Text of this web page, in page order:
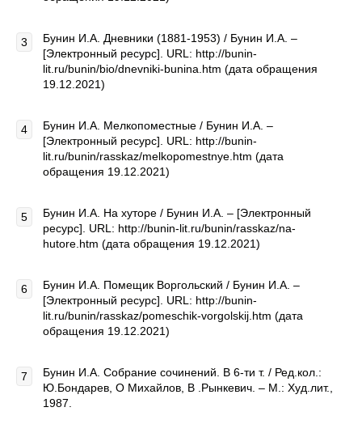
Бунин И.А. Дневники (1881-1953) / Бунин И.А. –
[Электронный ресурс]. URL: http://bunin-
lit.ru/bunin/bio/dnevniki-bunina.htm (дата обращения
19.12.2021)
Бунин И.А. Мелкопоместные / Бунин И.А. –
[Электронный ресурс]. URL: http://bunin-
lit.ru/bunin/rasskaz/melkopomestnye.htm (дата
обращения 19.12.2021)
Бунин И.А. На хуторе / Бунин И.А. – [Электронный
ресурс]. URL: http://bunin-lit.ru/bunin/rasskaz/na-
hutore.htm (дата обращения 19.12.2021)
Бунин И.А. Помещик Воргольский / Бунин И.А. –
[Электронный ресурс]. URL: http://bunin-
lit.ru/bunin/rasskaz/pomeschik-vorgolskij.htm (дата
обращения 19.12.2021)
Бунин И.А. Собрание сочинений. В 6-ти т. / Ред.кол.:
Ю.Бондарев, О Михайлов, В .Рынкевич. – М.: Худ.лит.,
1987.